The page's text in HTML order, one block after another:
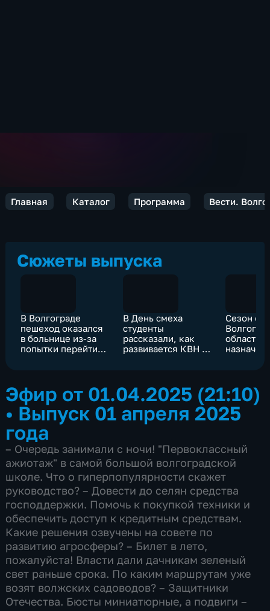
Главная Каталог Программа Вести.
Сюжеты выпуска
В Волгограде
пешеход оказался
в больнице из-за
попытки перейти
В День смеха
студенты
рассказали, как
развивается КВН в
Сезон
области
Эфир от 01.04.2025 (21:10)
• Выпуск 01 апреля 2025
года
– Очередь занимали с ночи! "Первоклассный
ажиотаж" в самой большой волгоградской
школе. Что о гиперпопулярности скажет
руководство? – Довести до селян средства
господдержки. Помочь к покупкой техники и
обеспечить доступ к кредитным средствам.
Какие решения озвучены на совете по
развитию агросферы? – Билет в лето,
пожалуйста! Власти дали дачникам зеленый
свет раньше срока. По каким маршрутам уже
возят волжских садоводов? – Защитники
Отечества. Бюсты миниатюрные, а подвиги –